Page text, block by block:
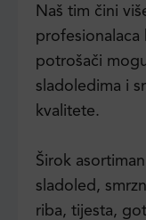
Naš tim čini
profesionalaca
potrošači
sladoledima i
kvalitete.
Širok
sladoled,
riba, tijesta,